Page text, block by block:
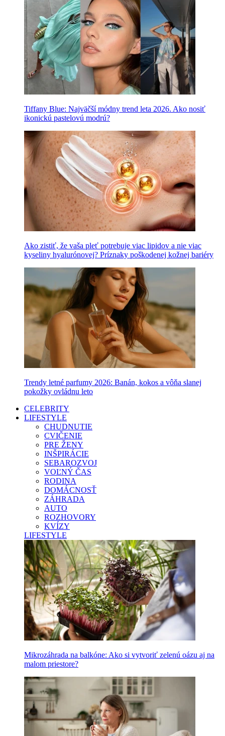
Tiffany Blue: Najväčší módny trend leta 2026. Ako nosiť
ikonickú pastelovú modrú?
Ako zistiť, že vaša pleť potrebuje viac lipidov a nie viac
kyseliny hyalurónovej? Príznaky poškodenej kožnej bariéry
Trendy letné parfumy 2026: Banán, kokos a vôňa slanej
pokožky ovládnu leto
CELEBRITY
LIFESTYLE
CHUDNUTIE
CVIČENIE
PRE ŽENY
INŠPIRÁCIE
SEBAROZVOJ
VOĽNÝ ČAS
RODINA
DOMÁCNOSŤ
ZÁHRADA
AUTO
ROZHOVORY
KVÍZY
LIFESTYLE
Mikrozáhrada na balkóne: Ako si vytvoriť zelenú oázu aj na
malom priestore?